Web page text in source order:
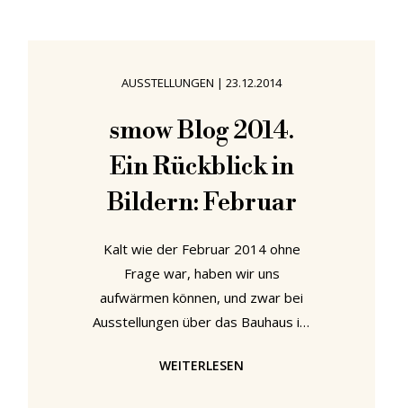
Das soll nicht heißen, Chemnitz
hätte keinerlei kulturelle Relevanz.
Historisch hat Chemnitz Arbeiten
wie z. B. die Villa Esche von
AUSSTELLUNGEN | 23.12.2014
smow Blog 2014.
Ein Rückblick in
Bildern: Februar
Kalt wie der Februar 2014 ohne
Frage war, haben wir uns
aufwärmen können, und zwar bei
Ausstellungen über das Bauhaus im
zum Leben und der Arbeit Maria
WEITERLESEN